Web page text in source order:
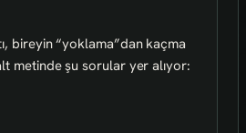
bireyin “yoklama”dan kaçma
metinde şu sorular yer alıyor: